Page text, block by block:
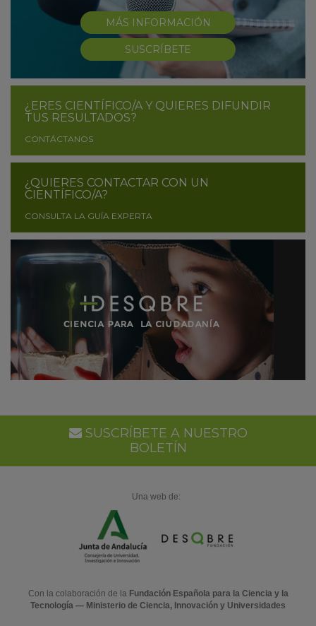
MÁS INFORMACIÓN
SUSCRÍBETE
¿ERES CIENTÍFICO/A Y QUIERES DIFUNDIR
TUS RESULTADOS?
CONTÁCTANOS
¿QUIERES CONTACTAR CON UN
CIENTÍFICO/A?
CONSULTA LA GUÍA EXPERTA
SUSCRÍBETE A NUESTRO
BOLETÍN
Una web de:
Con la colaboración de la Fundación Española para la Ciencia y la
Tecnología — Ministerio de Ciencia, Innovación y Universidades